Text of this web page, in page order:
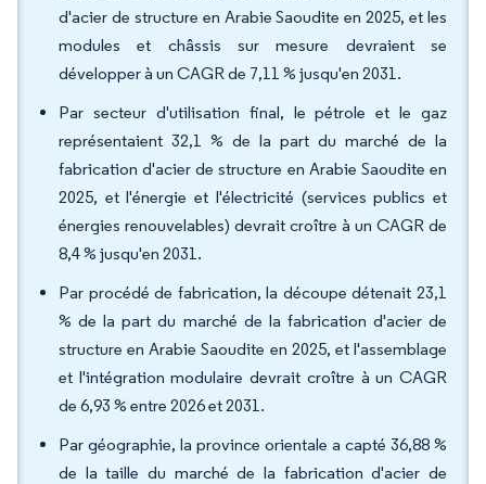
d'acier de structure en Arabie Saoudite en 2025, et les
modules et châssis sur mesure devraient se
développer à un CAGR de 7,11 % jusqu'en 2031.
Par secteur d'utilisation final, le pétrole et le gaz
représentaient 32,1 % de la part du marché de la
fabrication d'acier de structure en Arabie Saoudite en
2025, et l'énergie et l'électricité (services publics et
énergies renouvelables) devrait croître à un CAGR de
8,4 % jusqu'en 2031.
Par procédé de fabrication, la découpe détenait 23,1
% de la part du marché de la fabrication d'acier de
structure en Arabie Saoudite en 2025, et l'assemblage
et l'intégration modulaire devrait croître à un CAGR
de 6,93 % entre 2026 et 2031.
Par géographie, la province orientale a capté 36,88 %
de la taille du marché de la fabrication d'acier de